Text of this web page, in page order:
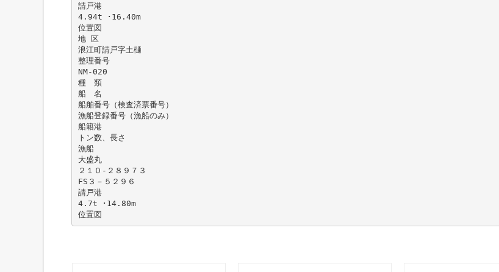
請戸港
4.94t ･16.40m
位置図
地 区
浪江町請戸字土樋
整理番号
NM-020
種 類
船 名
船舶番号（検査済票番号）
漁船登録番号（漁船のみ）
船籍港
トン数、長さ
漁船
大盛丸
２１０-２８９７３
FS３－５２９６
請戸港
4.7t ･14.80m